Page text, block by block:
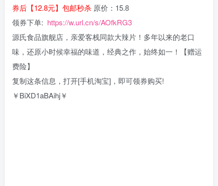
券后【12.8元】包邮秒杀 原价：15.8
领券下单: https://w.url.cn/s/AOfkRG3
源氏食品旗舰店，亲爱客栈同款大辣片！多年以来的老口
味，还原小时候幸福的味道，经典之作，始终如一！【赠运
费险】
复制这条信息，打开[手机淘宝]，即可领券购买!
￥BiXD1aBAihj￥